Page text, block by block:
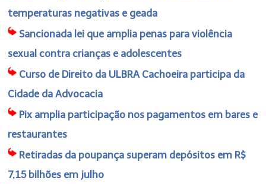
temperaturas negativas e geada
Sancionada lei que amplia penas para violência
sexual contra crianças e adolescentes
Curso de Direito da ULBRA Cachoeira participa da
Cidade da Advocacia
Pix amplia participação nos pagamentos em bares e
restaurantes
Retiradas da poupança superam depósitos em R$
7,15 bilhões em julho